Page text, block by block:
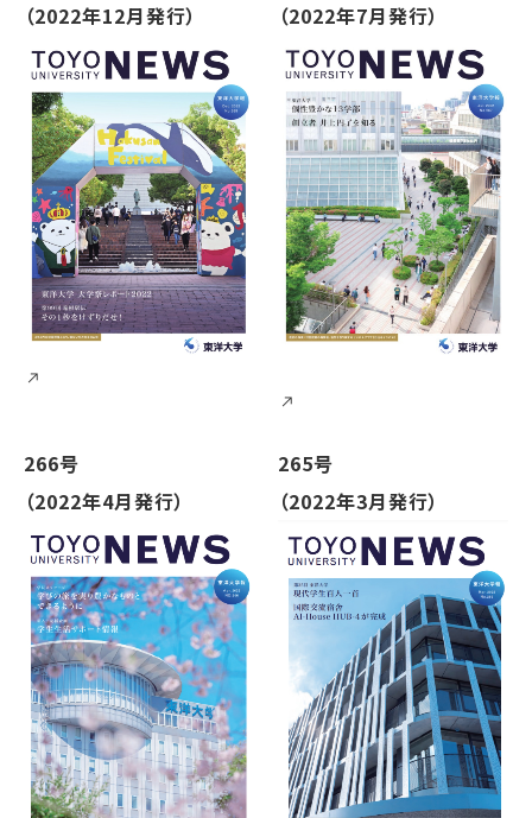
（2022年12月発行）
（2022年7月発行）
266号
（2022年4月発行）
265号
（2022年3月発行）